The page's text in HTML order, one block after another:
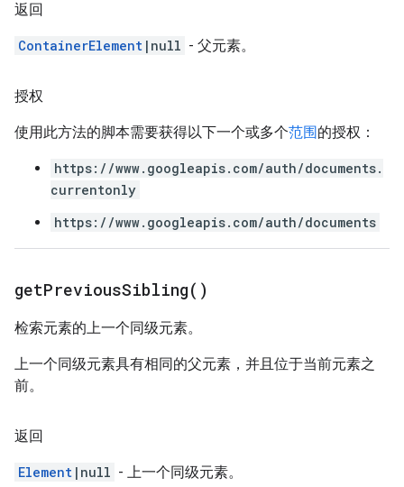
返回
ContainerElement |null - 父元素。
授权
使用此方法的脚本需要获得以下一个或多个范围的授权：
https://www.googleapis.com/auth/documents.
currentonly
https://www.googleapis.com/auth/documents
getPreviousSibling( )
检索元素的上一个同级元素。
上一个同级元素具有相同的父元素，并且位于当前元素之
前。
返回
Element |null - 上一个同级元素。